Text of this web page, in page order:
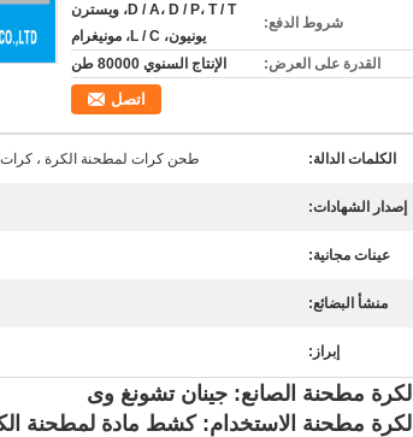
شروط الدفع:
D / A، D / P، T / T، ويسترن
يونيون، L / C، مونيغرام
القدرة على العرض:
الإنتاج السنوي 80000 طن
اتصل
الكلمات الدالة: طحن كرات لمطحنة الكرة ،
إصدار الشهادات:
عينات مجانية:
منشأ البضائع:
إبراز:
الكرة مطحنة الصانع: جينان تشونغ وى
الكرة مطحنة الاستخدام: كشط مادة لمطحنة